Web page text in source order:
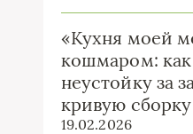
«Кухня моей
кошмаром: как
неустойку за
кривую
19.02.2026